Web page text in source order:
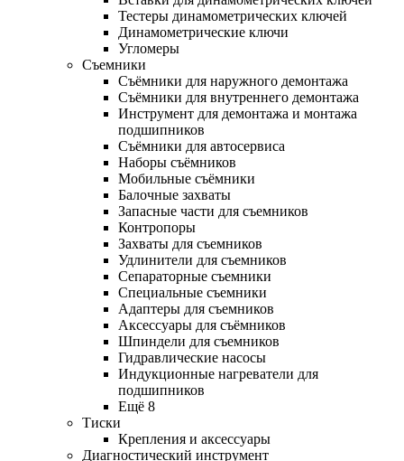
Тестеры динамометрических ключей
Динамометрические ключи
Угломеры
Съемники
Съёмники для наружного демонтажа
Съёмники для внутреннего демонтажа
Инструмент для демонтажа и монтажа
подшипников
Съёмники для автосервиса
Наборы съёмников
Мобильные съёмники
Балочные захваты
Запасные части для съемников
Контропоры
Захваты для съемников
Удлинители для съемников
Сепараторные съемники
Специальные съемники
Адаптеры для съемников
Аксессуары для съёмников
Шпиндели для съемников
Гидравлические насосы
Индукционные нагреватели для
подшипников
Ещё 8
Тиски
Крепления и аксессуары
Диагностический инструмент